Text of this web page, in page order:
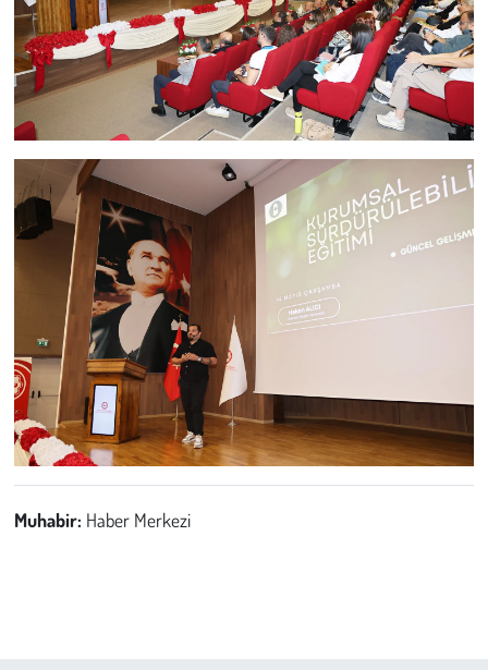
Muhabir: Haber Merkezi